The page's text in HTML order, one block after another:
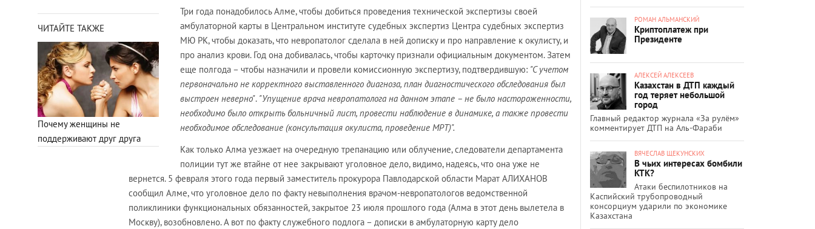
ЧИТАЙТЕ ТАКЖЕ
Почему женщины не
поддерживают друг друга
Три года понадобилось Алме, чтобы добиться проведения технической экспертизы своей
амбулаторной карты в Центральном институте судебных экспертиз Центра судебных экспертиз
МЮ РК, чтобы доказать, что невропатолог сделала в ней дописку и про направление к окулисту, и
про анализ крови. Год она добивалась, чтобы карточку признали официальным документом. Затем
еще полгода – чтобы назначили и провели комиссионную экспертизу, подтвердившую: "С учетом
первоначально не корректного выставленного диагноза, план диагностического обследования был
выстроен неверно". "Упущение врача невропатолога на данном этапе – не было настороженности,
необходимо было открыть больничный лист, провести наблюдение в динамике, а также провести
необходимое обследование (консультация окулиста, проведение МРТ)".
Как только Алма уезжает на очередную трепанацию или облучение, следователи департамента
полиции тут же втайне от нее закрывают уголовное дело, видимо, надеясь, что она уже не
вернется. 5 февраля этого года первый заместитель прокурора Павлодарской области Марат АЛИХАНОВ
сообщил Алме, что уголовное дело по факту невыполнения врачом-невропатологов ведомственной
поликлиники функциональных обязанностей, закрытое 23 июля прошлого года (Алма в этот день вылетела в
Москву), возобновлено. А вот по факту служебного подлога – дописки в амбулаторную карту дело
РОМАН АЛЬМАНСКИЙ
Криптоплатеж при
Президенте
АЛЕКСЕЙ АЛЕКСЕЕВ
Казахстан в ДТП каждый
год теряет небольшой
город
Главный редактор журнала «За рулём»
комментирует ДТП на Аль-Фараби
ВЯЧЕСЛАВ ЩЕКУНСКИХ
В чьих интересах бомбили
КТК?
Атаки беспилотников на
Каспийский трубопроводный
консорциум ударили по экономике
Казахстана